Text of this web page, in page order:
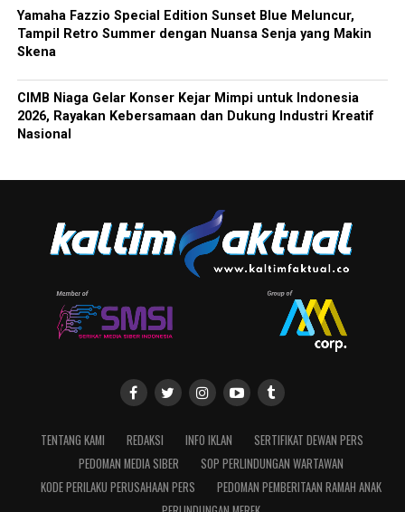
Yamaha Fazzio Special Edition Sunset Blue Meluncur,
Tampil Retro Summer dengan Nuansa Senja yang Makin
Skena
CIMB Niaga Gelar Konser Kejar Mimpi untuk Indonesia
2026, Rayakan Kebersamaan dan Dukung Industri Kreatif
Nasional
TENTANG KAMI REDAKSI INFO IKLAN
SERTIFIKAT DEWAN PERS
PEDOMAN MEDIA SIBER
SOP PERLINDUNGAN WARTAWAN
KODE PERILAKU PERUSAHAAN PERS
PEDOMAN PEMBERITAAN RAMAH ANAK